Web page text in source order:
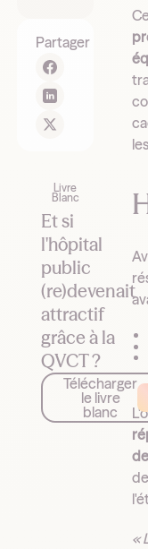
Partager
Livre
Blanc
Et si
l'hôpital
public
(re)devenait
attractif
grâce à la
QVCT ?
Télécharger
le livre
blanc
«